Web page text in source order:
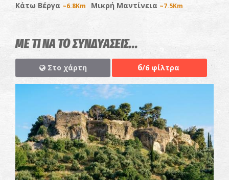
Κάτω Βέργα ~6.8Km Μικρή Μαντίνεια ~7.5Km
ΜΕ ΤΙ ΝΑ ΤΟ ΣΥΝΔΥΑΣΕΙΣ...
Στο χάρτη 6/6 φίλτρα